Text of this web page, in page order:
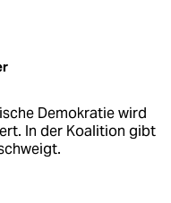
Demokratie wird
In der Koalition gibt